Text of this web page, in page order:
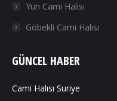
Yün Cami Halısı
Göbekli Cami Halısı
GÜNCEL HABER
Cami Halısı Suriye